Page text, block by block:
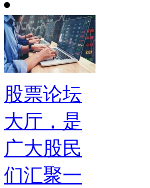
股票论坛
大厅，是
广大股民
们汇聚一